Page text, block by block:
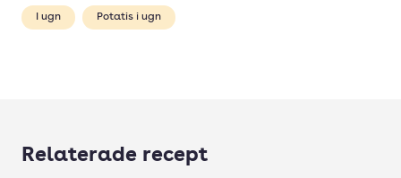
I ugn Potatis i ugn
Relaterade recept